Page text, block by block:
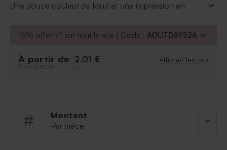
Une douce couleur de fond et une impression en
sucreries, saura remercier vos convives.
15% offerts* sur tout le site | Code : AOUTDAYS26
À partir de 2,01 € Afficher les prix
Prix/pièce (T.T.C.)
Montant
Par pièce